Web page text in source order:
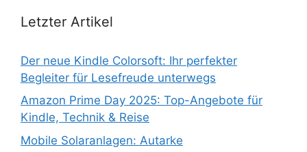
Letzter Artikel
Der neue Kindle Colorsoft: Ihr perfekter
Begleiter für Lesefreude unterwegs
Amazon Prime Day 2025: Top-Angebote für
Kindle, Technik & Reise
Mobile Solaranlagen: Autarke